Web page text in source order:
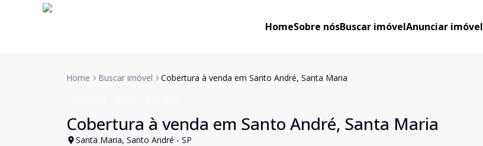
HomeSobre nósBuscar imóvelAnunciar imóvel
Home Buscar imóvel Cobertura à venda em Santo André, Santa Maria
Cobertura à venda em Santo André, Santa Maria
Santa Maria, Santo André - SP